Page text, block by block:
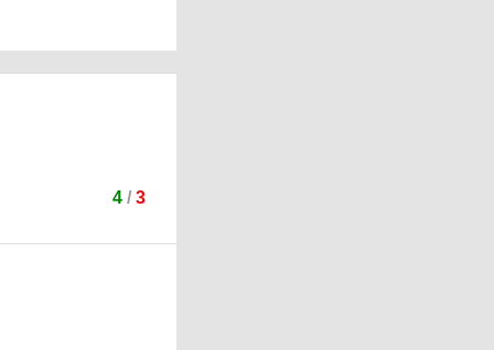
4/ 3